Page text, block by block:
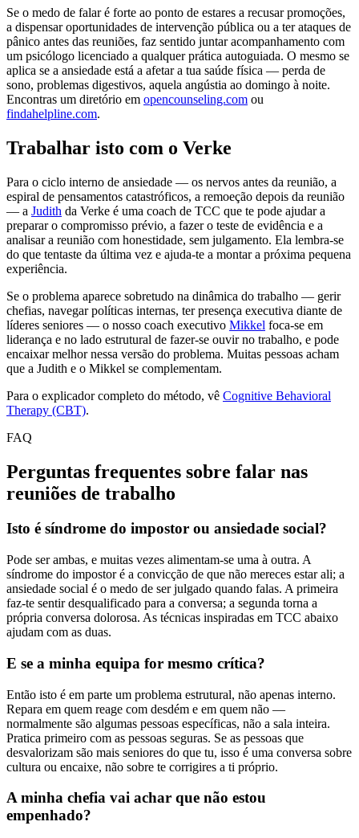
Se o medo de falar é forte ao ponto de estares a recusar promoções,
a dispensar oportunidades de intervenção pública ou a ter ataques de
pânico antes das reuniões, faz sentido juntar acompanhamento com
um psicólogo licenciado a qualquer prática autoguiada. O mesmo se
aplica se a ansiedade está a afetar a tua saúde física — perda de
sono, problemas digestivos, aquela angústia ao domingo à noite.
Encontras um diretório em opencounseling.com ou
findahelpline.com.
Trabalhar isto com o Verke
Para o ciclo interno de ansiedade — os nervos antes da reunião, a
espiral de pensamentos catastróficos, a remoeção depois da reunião
— a Judith da Verke é uma coach de TCC que te pode ajudar a
preparar o compromisso prévio, a fazer o teste de evidência e a
analisar a reunião com honestidade, sem julgamento. Ela lembra-se
do que tentaste da última vez e ajuda-te a montar a próxima pequena
experiência.
Se o problema aparece sobretudo na dinâmica do trabalho — gerir
chefias, navegar políticas internas, ter presença executiva diante de
líderes seniores — o nosso coach executivo Mikkel foca-se em
liderança e no lado estrutural de fazer-se ouvir no trabalho, e pode
encaixar melhor nessa versão do problema. Muitas pessoas acham
que a Judith e o Mikkel se complementam.
Para o explicador completo do método, vê Cognitive Behavioral
Therapy (CBT).
FAQ
Perguntas frequentes sobre falar nas
reuniões de trabalho
Isto é síndrome do impostor ou ansiedade social?
Pode ser ambas, e muitas vezes alimentam-se uma à outra. A
síndrome do impostor é a convicção de que não mereces estar ali; a
ansiedade social é o medo de ser julgado quando falas. A primeira
faz-te sentir desqualificado para a conversa; a segunda torna a
própria conversa dolorosa. As técnicas inspiradas em TCC abaixo
ajudam com as duas.
E se a minha equipa for mesmo crítica?
Então isto é em parte um problema estrutural, não apenas interno.
Repara em quem reage com desdém e em quem não —
normalmente são algumas pessoas específicas, não a sala inteira.
Pratica primeiro com as pessoas seguras. Se as pessoas que
desvalorizam são mais seniores do que tu, isso é uma conversa sobre
cultura ou encaixe, não sobre te corrigires a ti próprio.
A minha chefia vai achar que não estou
empenhado?